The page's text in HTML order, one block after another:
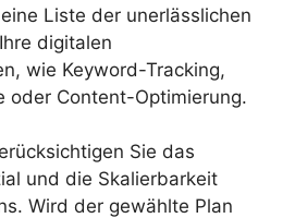
Liste der unerlässlichen
digitalen
wie Keyword-Tracking,
oder Content-Optimierung.
Sie das
und die Skalierbarkeit
Wird der gewählte Plan